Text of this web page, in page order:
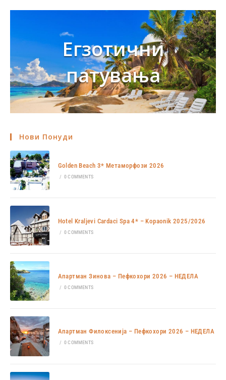
Егзотични
патувања
Нови Понуди
Golden Beach 3* Метаморфози 2026
/ 0 COMMENTS
Hotel Kraljevi Cardaci Spa 4* – Kopaonik 2025/2026
/ 0 COMMENTS
Апартман Зинова – Пефкохори 2026 – НЕДЕЛА
/ 0 COMMENTS
Апартман Филоксенија – Пефкохори 2026 – НЕДЕЛА
/ 0 COMMENTS